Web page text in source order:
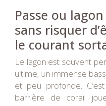
Passe ou
sans risquer
le courant
Le lagon est souvent
ultime, un immense
et peu profonde.
barrière de corail